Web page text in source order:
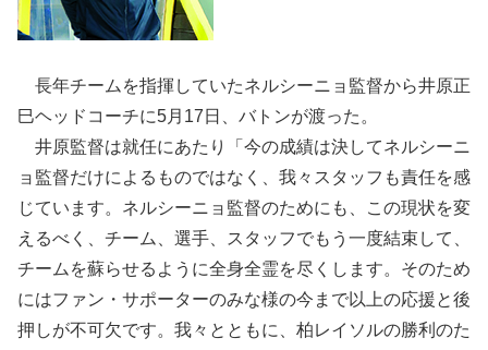
長年チームを指揮していたネルシーニョ監督から井原正
巳ヘッドコーチに5月17日、バトンが渡った。
井原監督は就任にあたり「今の成績は決してネルシーニ
ョ監督だけによるものではなく、我々スタッフも責任を感
じています。ネルシーニョ監督のためにも、この現状を変
えるべく、チーム、選手、スタッフでもう一度結束して、
チームを蘇らせるように全身全霊を尽くします。そのため
にはファン・サポーターのみな様の今まで以上の応援と後
押しが不可欠です。我々とともに、柏レイソルの勝利のた